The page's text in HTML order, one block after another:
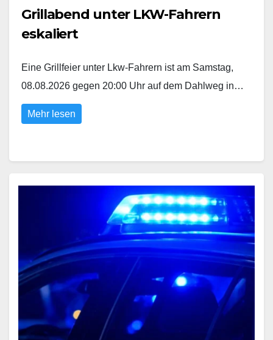
Grillabend unter LKW-Fahrern
eskaliert
Eine Grillfeier unter Lkw-Fahrern ist am Samstag,
08.08.2026 gegen 20:00 Uhr auf dem Dahlweg in…
Mehr lesen